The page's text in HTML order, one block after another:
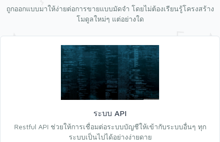
ถูกออกแบบมาให้ง่ายต่อการขายแบบมัดจำ โดยไม่ต้องเรียนรู้โครงสร้าง
โมดูลใหม่ๆ แต่อย่างใด
ระบบ API
Restful API ช่วยให้การเชื่อมต่อระบบบัญชีให้เข้ากับระบบอื่นๆ ทุก
ระบบเป็นไปได้อย่างง่ายดาย